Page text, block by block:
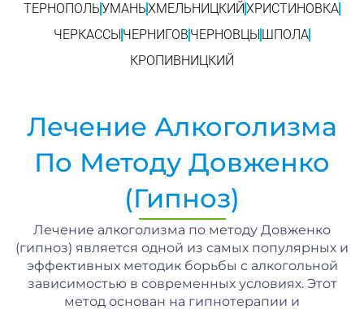
ТЕРНОПОЛЬУМАНЬХМЕЛЬНИЦКИЙ ХРИСТИНОВКА
ЧЕРКАССЫ ЧЕРНИГОВ ЧЕРНОВЦЫ ШПОЛА
КРОПИВНИЦКИЙ
Лечение Алкоголизма
По Методу Довженко
(гипноз)
Лечение алкоголизма по методу Довженко
(гипноз) является одной из самых популярных и
эффективных методик борьбы с алкогольной
зависимостью в современных условиях. Этот
метод основан на гипнотерапии и